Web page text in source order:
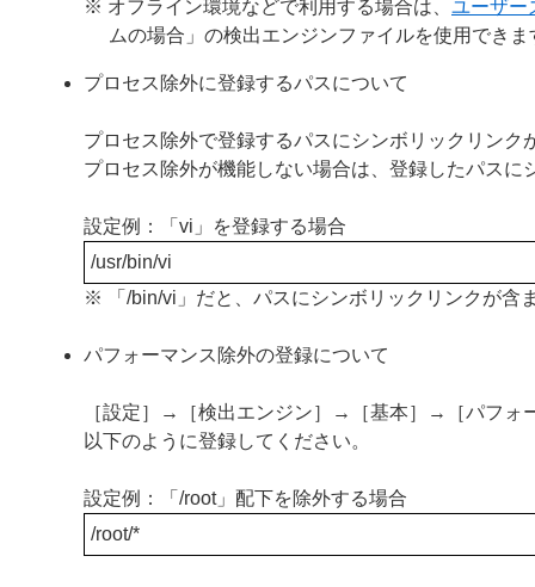
※ オフライン環境などで利用する場合は、 ユーザー
ムの場合」の検出エンジンファイルを使用できま
プロセス除外に登録するパスについて
プロセス除外で登録するパスにシンボリックリンク
プロセス除外が機能しない場合は、登録したパス
設定例：「vi」を登録する場合
/usr/bin/vi
※ 「/bin/vi」だと、パスにシンボリックリンクが含
パフォーマンス除外の登録について
［設定］→［検出エンジン］→［基本］→［パフォ
以下のように登録してください。
設定例：「/root」配下を除外する場合
/root/*